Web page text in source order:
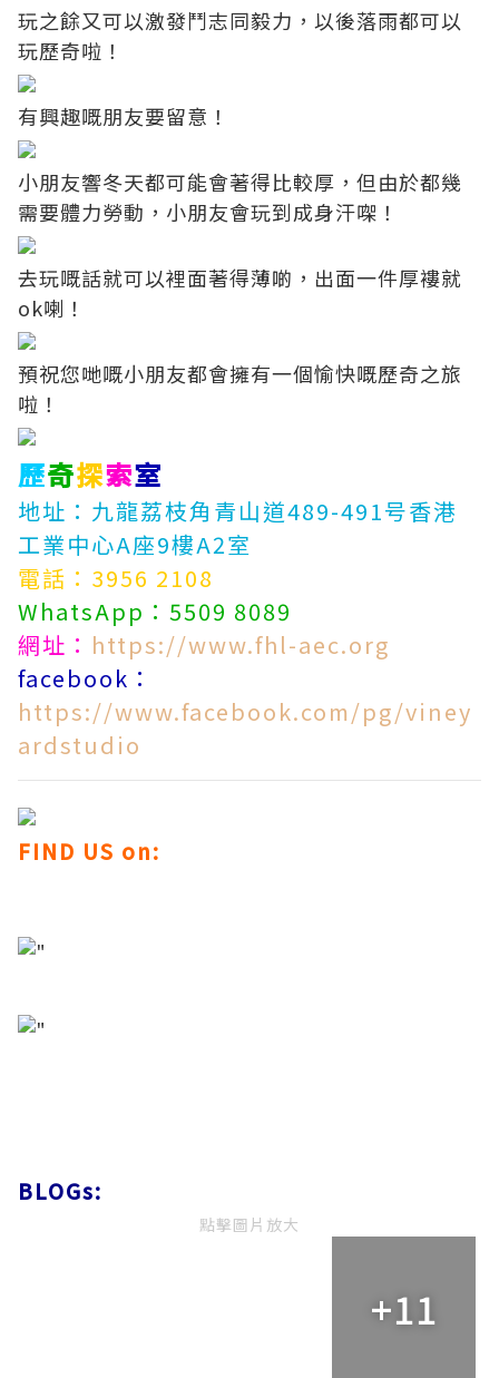
玩之餘又可以激發鬥志同毅力，以後落雨都可以
玩歷奇啦！
有興趣嘅朋友要留意！
小朋友響冬天都可能會著得比較厚，但由於都幾
需要體力勞動，小朋友會玩到成身汗㗎！
去玩嘅話就可以裡面著得薄啲，出面一件厚褸就
ok喇！
預祝您哋嘅小朋友都會擁有一個愉快嘅歷奇之旅
啦！
歷奇探索室
地址：九龍荔枝角青山道489-491号香港
工業中心A座9樓A2室
電話：3956 2108
WhatsApp：5509 8089
網址： https://www.fhl-aec.org
facebook：
https://www.facebook.com/pg/viney
ardstudio
FIND US on:
BLOGs:
點擊圖片放大
+11